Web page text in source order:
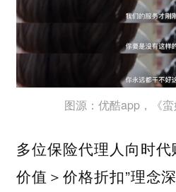
图源：优酷app，《
多位保险代理人向时
价值＞价格折扣”理念